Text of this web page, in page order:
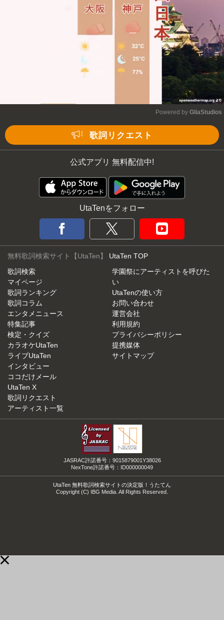
Powered by GliaStudios
歌詞リクエスト
公式アプリ 無料配信中!
UtaTenをフォロー
無料歌詞検索サイト【UtaTen】 UtaTen TOP
歌詞検索
マイページ
歌詞ランキング
歌詞コラム
エンタメニュース
特集記事
検定・クイズ
カラオケUtaTen
ライブUtaTen
インタビュー
ココだけメール
UtaTen X
歌詞リクエスト
アーティスト一覧
学園祭にアーティストを呼びた
い
UtaTenの使い方
お問い合わせ
運営会社
利用規約
プライバシーポリシー
提携媒体
サイトマップ
JASRAC許諾番号：9015879001Y38026
NexTone許諾番号：ID000000049
UtaTen 無料歌詞検索サイトの決定版！うたてん
Copyright (C) IBG Media. All Rights Reserved.